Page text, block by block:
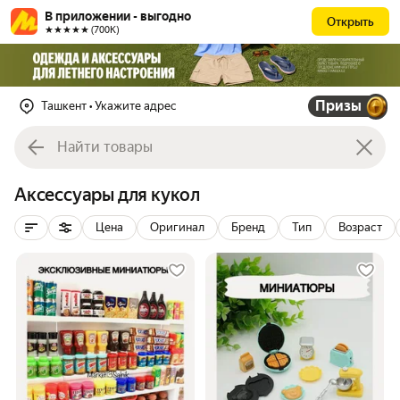
В приложении - выгодно
★★★★★ (700К)
Открыть
Ташкент • Укажите адрес Призы
Аксессуары для кукол
Цена Оригинал Бренд Тип Возраст